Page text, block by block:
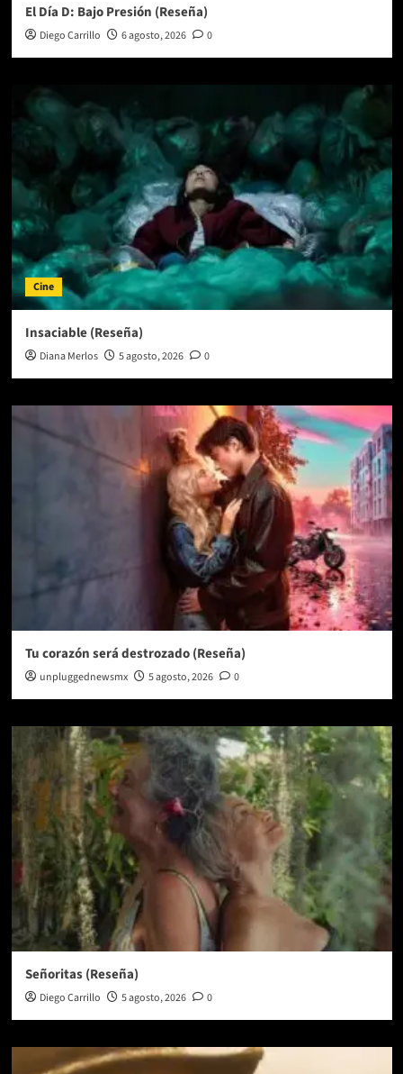
El Día D: Bajo Presión (Reseña)
Diego Carrillo 6 agosto, 2026 0
Cine
Insaciable (Reseña)
Diana Merlos 5 agosto, 2026 0
Tu corazón será destrozado (Reseña)
unpluggednewsmx 5 agosto, 2026 0
Señoritas (Reseña)
Diego Carrillo 5 agosto, 2026 0